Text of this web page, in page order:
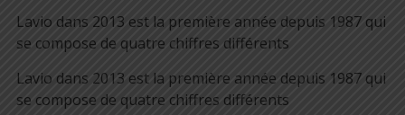
Lavio dans 2013 est la première année depuis 1987 qui
se compose de quatre chiffres différents
Lavio dans 2013 est la première année depuis 1987 qui
se compose de quatre chiffres différents